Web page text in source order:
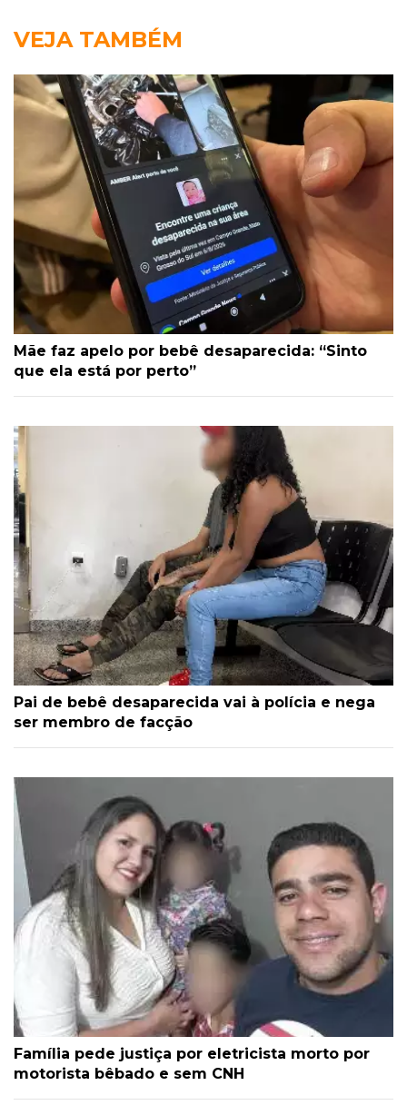
VEJA TAMBÉM
Mãe faz apelo por bebê desaparecida: “Sinto
que ela está por perto”
Pai de bebê desaparecida vai à polícia e nega
ser membro de facção
Família pede justiça por eletricista morto por
motorista bêbado e sem CNH